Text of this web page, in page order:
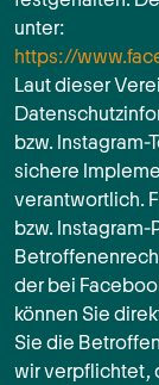
unter:
https://
Laut dieser
bzw.
sichere
verantwortlich.
bzw.
der bei
können Sie
Sie die
wir verpflichtet,